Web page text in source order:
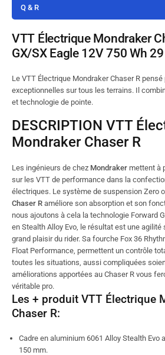
Q & R
VTT Électrique Mondraker
GX/SX Eagle 12V 750 Wh
Le VTT Électrique Mondraker Chaser R
exceptionnelles sur tous les terrains. Il
et technologie de pointe.
DESCRIPTION VTT
Mondraker Chaser R
Les ingénieurs de chez Mondraker mettent à
sur les VTT de performance dans la
électriques. Le système de suspension Zero
Chaser R améliore son absorption et son
nous ajoutons à cela la technologie Forward
en Stealth Alloy Evo, le résultat est une
grand plaisir du rider. Sa fourche Fox 36
Float Performance, permettent un contrôle
toutes les situations, aussi compliquées
améliorations apportées au Chaser R vous
véritable pro.
Les + produit VTT Électrique
Chaser R:
Cadre en aluminium 6061 Alloy Stealth Evo
150 mm.